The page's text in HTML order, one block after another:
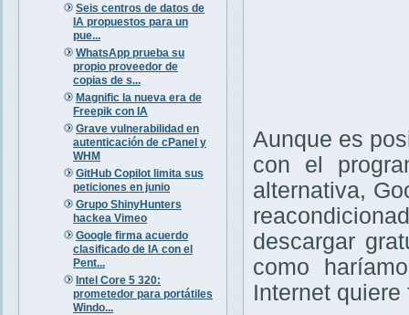
Seis centros de datos de
IA propuestos para un
pue...
WhatsApp prueba su
propio proveedor de
copias de s...
Magnific la nueva era de
Freepik con IA
Grave vulnerabilidad en
autenticación de cPanel y
WHM
GitHub Copilot limita sus
peticiones en junio
Grupo ShinyHunters
hackea Vimeo
Google firma acuerdo
clasificado de IA con el
Pent...
Intel Core 5 320:
prometedor para portátiles
Windo...
Aunque es
con el
alternativa,
descargar
como
Internet